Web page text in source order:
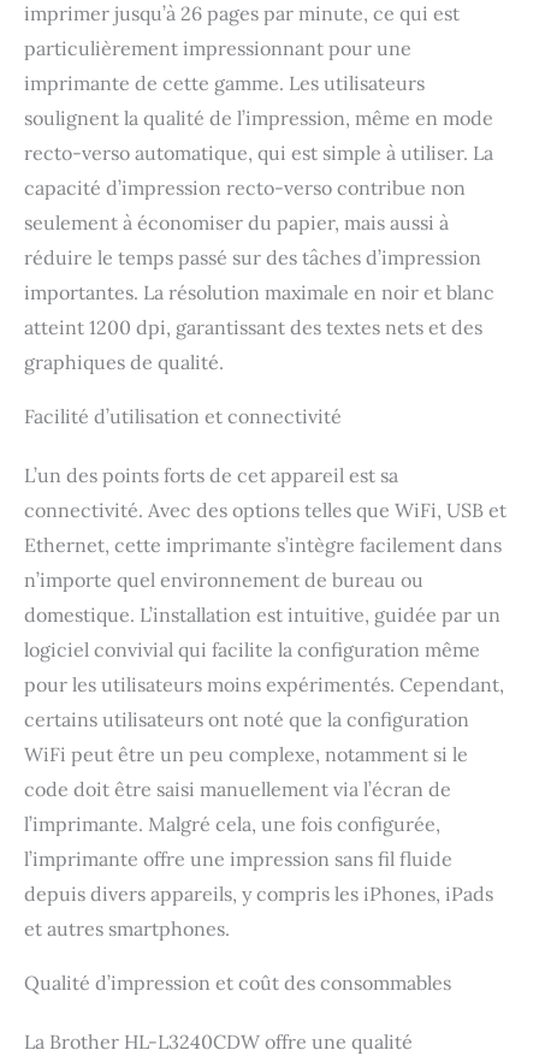
documents Capacité
papier importante: Bac
d'entrée papier de 250
feuilles pour réduire les
rechargements fréquents
Toners inclus: Livrés avec
l'imprimante pour 1 000
pages en noir et 1 000
pages en couleur
Options de toners
disponibles: Capacité
standard de 1 000 pages
et haute capacité de 2
300 pages en couleur et
imprimer jusqu’à 26 pages par minute, ce qui est
particulièrement impressionnant pour une
imprimante de cette gamme. Les utilisateurs
soulignent la qualité de l’impression, même en mode
recto-verso automatique, qui est simple à utiliser. La
capacité d’impression recto-verso contribue non
seulement à économiser du papier, mais aussi à
réduire le temps passé sur des tâches d’impression
importantes. La résolution maximale en noir et blanc
atteint 1200 dpi, garantissant des textes nets et des
graphiques de qualité.
Facilité d’utilisation et connectivité
L’un des points forts de cet appareil est sa
connectivité. Avec des options telles que WiFi, USB et
Ethernet, cette imprimante s’intègre facilement dans
n’importe quel environnement de bureau ou
domestique. L’installation est intuitive, guidée par un
logiciel convivial qui facilite la configuration même
pour les utilisateurs moins expérimentés. Cependant,
certains utilisateurs ont noté que la configuration
WiFi peut être un peu complexe, notamment si le
code doit être saisi manuellement via l’écran de
l’imprimante. Malgré cela, une fois configurée,
l’imprimante offre une impression sans fil fluide
depuis divers appareils, y compris les iPhones, iPads
et autres smartphones.
Qualité d’impression et coût des consommables
La Brother HL-L3240CDW offre une qualité